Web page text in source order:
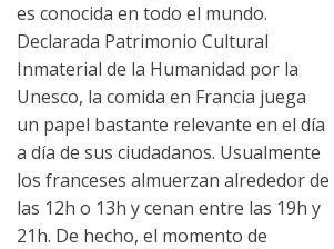
es conocida en todo el mundo.
Declarada Patrimonio Cultural
Inmaterial de la Humanidad por la
Unesco, la comida en Francia juega
un papel bastante relevante en el día
a día de sus ciudadanos. Usualmente
los franceses almuerzan alrededor de
las 12h o 13h y cenan entre las 19h y
21h. De hecho, el momento de